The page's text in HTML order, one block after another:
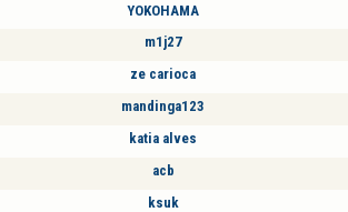
YOKOHAMA
m1j27
ze carioca
mandinga123
katia alves
acb
ksuk